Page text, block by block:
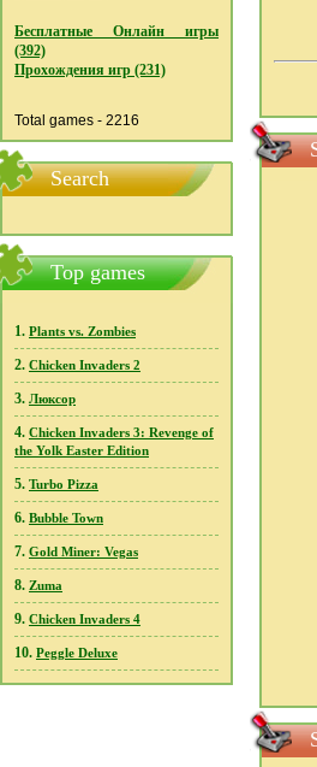
Бесплатные Онлайн игры
(392)
Прохождения игр (231)
Total games - 2216
Search
Top games
1. Plants vs. Zombies
2. Chicken Invaders 2
3. Люксор
4. Chicken Invaders 3: Revenge of
the Yolk Easter Edition
5. Turbo Pizza
6. Bubble Town
7. Gold Miner: Vegas
8. Zuma
9. Chicken Invaders 4
10. Peggle Deluxe